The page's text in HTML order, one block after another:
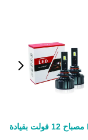
ODM F5 Faro السيارات LED المصباح H7 مصباح 12 فولت بقيادة